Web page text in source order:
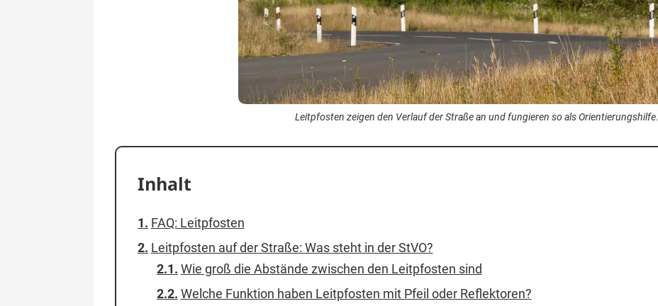
Leitpfosten zeigen den Verlauf der Straße an und fungieren so als Orientierungshilfe.
Inhalt
FAQ: Leitpfosten
Leitpfosten auf der Straße: Was steht in der StVO?
Wie groß die Abstände zwischen den Leitpfosten sind
Welche Funktion haben Leitpfosten mit Pfeil oder Reflektoren?